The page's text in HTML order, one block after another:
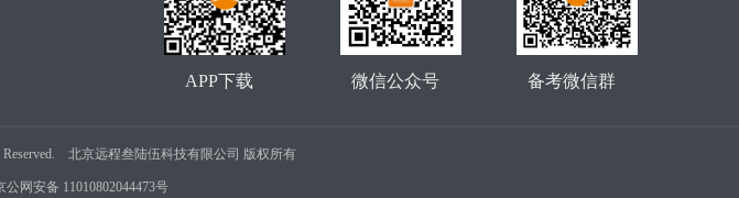
备考微信群
微信公众号
APP下载
Reserved. 北京远程叁陆伍科技有限公司 版权所有
公网安备 11010802044473号